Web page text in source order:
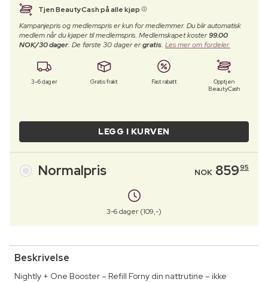
Tjen BeautyCash på alle kjøp
Kampanjepris og medlemspris er kun for medlemmer. Du blir automatisk
medlem når du kjøper til medlemspris. Medlemskapet koster99.00
NOK/30 dager. De første 30 dager ergratis. Les mer om fordeler.
3–6 dager Gratis frakt Fast rabatt
Opptjen
BeautyCash
LEGG I KURVEN
Normalpris NOK 85995
3-6 dager (109,-)
Beskrivelse
Nightly + One Booster – Refill Forny din nattrutine – ikke